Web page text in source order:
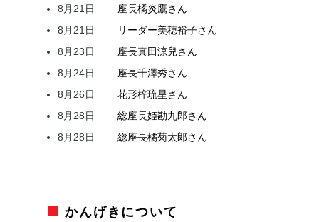
8月21日
座長橘炎鷹さん
8月21日
リーダー美穂裕子さん
8月23日
座長真田涼兒さん
8月24日
座長千澤秀さん
8月26日
花形梓琉星さん
8月28日
総座長姫勘九郎さん
8月28日
総座長橘菊太郎さん
かんげきについて